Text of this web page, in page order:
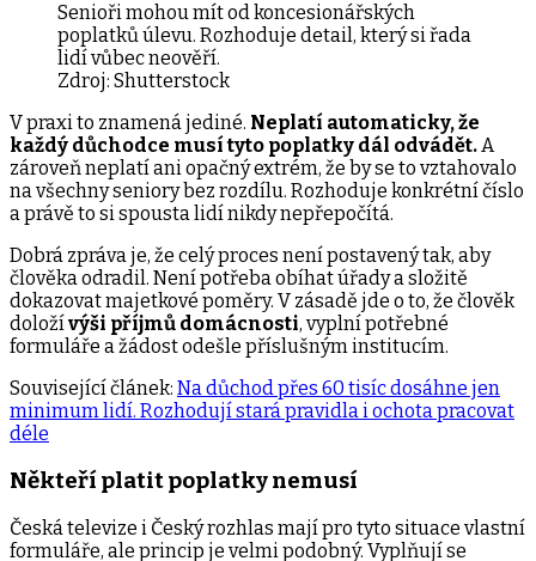
Senioři mohou mít od koncesionářských
poplatků úlevu. Rozhoduje detail, který si řada
lidí vůbec neověří.
Zdroj: Shutterstock
V praxi to znamená jediné. Neplatí automaticky, že
každý důchodce musí tyto poplatky dál odvádět.A
zároveň neplatí ani opačný extrém, že by se to vztahovalo
na všechny seniory bez rozdílu. Rozhoduje konkrétní číslo
a právě to si spousta lidí nikdy nepřepočítá.
Dobrá zpráva je, že celý proces není postavený tak, aby
člověka odradil. Není potřeba obíhat úřady a složitě
dokazovat majetkové poměry. V zásadě jde o to, že člověk
doložívýši příjmů domácnosti, vyplní potřebné
formuláře a žádost odešle příslušným institucím.
Související článek: Na důchod přes 60 tisíc dosáhne jen
minimum lidí. Rozhodují stará pravidla i ochota pracovat
déle
Někteří platit poplatky nemusí
Česká televize i Český rozhlas mají pro tyto situace vlastní
formuláře, ale princip je velmi podobný. Vyplňují se